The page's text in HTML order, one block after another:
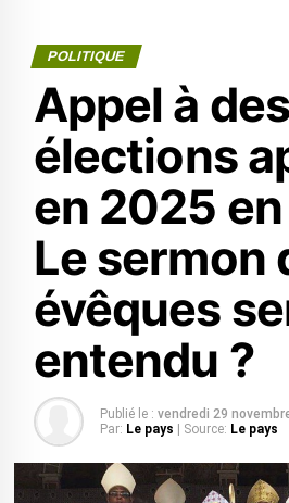
POLITIQUE
Appel à des
élections
en 2025 en
Le sermon
évêques
entendu ?
Publié le : vendredi 29
Par: Le pays | Source: Le pays